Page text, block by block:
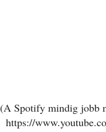
(A Spotify mindig jobb
https://